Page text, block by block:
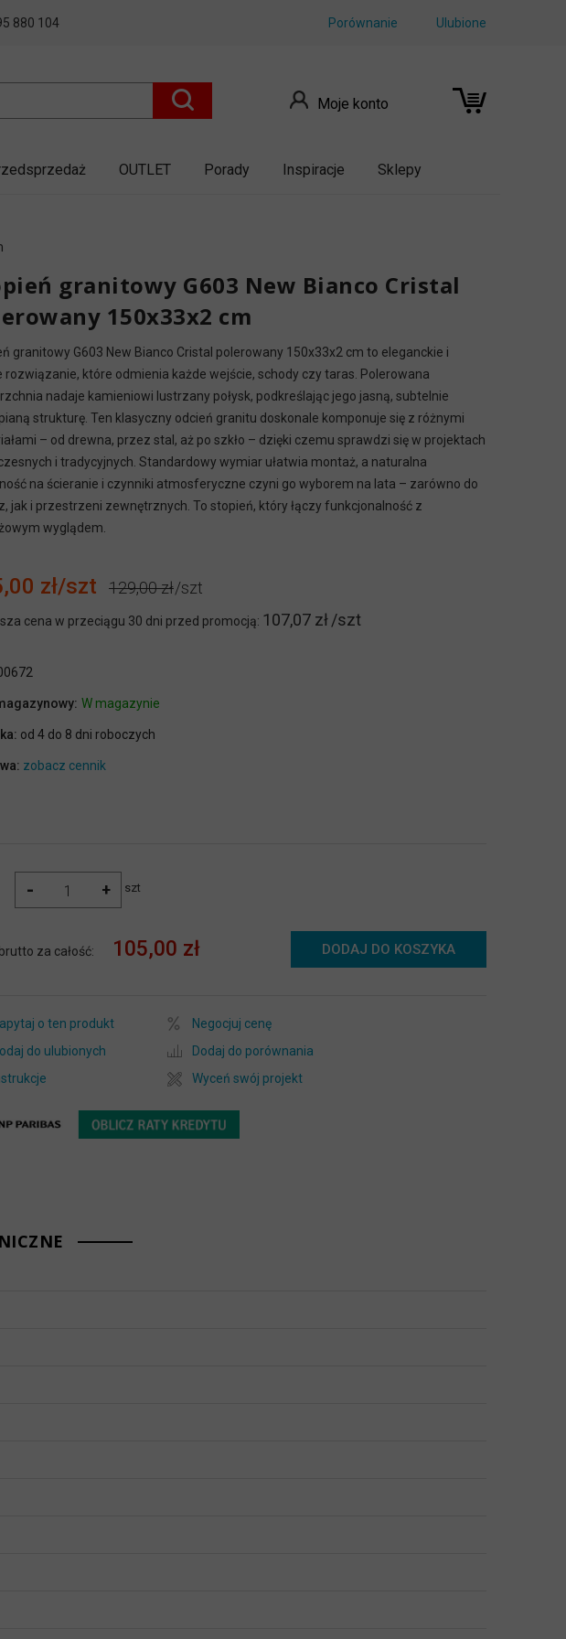
880 104 Ulubione
Porównanie
Moje konto
OUTLET Porady Inspiracje Sklepy
granitowy G603 New Bianco Cristal
150x33x2 cm
granitowy G603 New Bianco Cristal polerowany 150x33x2 cm to eleganckie i
rozwiązanie, które odmienia każde wejście, schody czy taras. Polerowana
nadaje kamieniowi lustrzany połysk, podkreślając jego jasną, subtelnie
strukturę. Ten klasyczny odcień granitu doskonale komponuje się z różnymi
– od drewna, przez stal, aż po szkło – dzięki czemu sprawdzi się w projektach
i tradycyjnych. Standardowy wymiar ułatwia montaż, a naturalna
na ścieranie i czynniki atmosferyczne czyni go wyborem na lata – zarówno do
jak i przestrzeni zewnętrznych. To stopień, który łączy funkcjonalność z
wyglądem.
zł 129,00 zł
cena w przeciągu 30 dni przed promocją: 107,07 zł
W magazynie
od 4 do 8 dni roboczych
zobacz cennik
- + szt
za całość: 105,00 zł DODAJ DO KOSZYKA
o ten produkt
Negocjuj cenę
do ulubionych
Dodaj do porównania
Wyceń swój projekt